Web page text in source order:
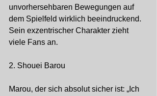
unvorhersehbaren Bewegungen auf
dem Spielfeld wirklich beeindruckend.
Sein exzentrischer Charakter zieht
viele Fans an.
2. Shouei Barou
Marou, der sich absolut sicher ist: „Ich